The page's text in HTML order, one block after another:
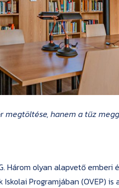
megtöltése, hanem a tűz
Három olyan alapvető
Programjában (OVEP)